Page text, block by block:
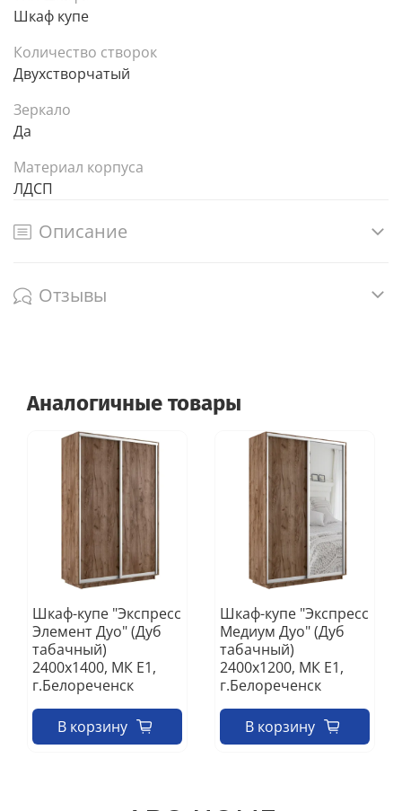
Шкаф купе
Количество створок
Двухстворчатый
Зеркало
Да
Материал корпуса
ЛДСП
Описание
Отзывы
Аналогичные товары
Шкаф-купе "Экспресс
Элемент Дуо" (Дуб
табачный)
2400х1400, МК Е1,
г.Белореченск
В корзину
Шкаф-купе "Экспресс
Медиум Дуо" (Дуб
табачный)
2400х1200, МК Е1,
г.Белореченск
В корзину